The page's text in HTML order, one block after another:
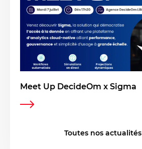
Meet Up DecideOm x Sigma
Toutes nos actualités